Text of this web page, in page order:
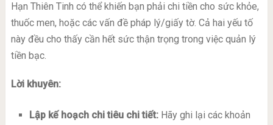
Hạn Thiên Tinh có thể khiến bạn phải chi tiền cho sức khỏe,
thuốc men, hoặc các vấn đề pháp lý/giấy tờ. Cả hai yếu tố
này đều cho thấy cần hết sức thận trọng trong việc quản lý
tiền bạc.
Lời khuyên:
Lập kế hoạch chi tiêu chi tiết:Hãy ghi lại các khoản